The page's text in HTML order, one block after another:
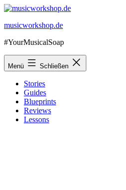
Zum
springen
musicworkshop.de
#YourMusicalSoap
Menü Schließen
Stories
Guides
Blueprints
Reviews
Lessons